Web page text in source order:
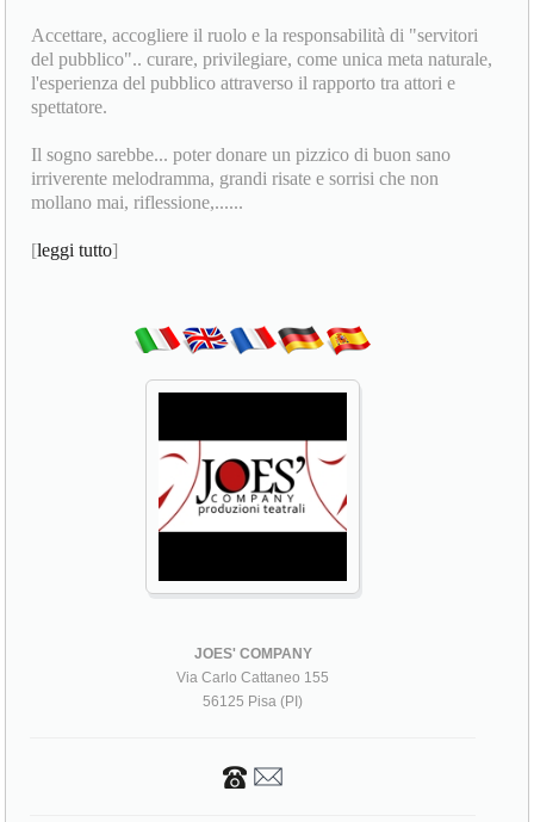
Accettare, accogliere il ruolo e la responsabilità di "servitori
del pubblico".. curare, privilegiare, come unica meta naturale,
l'esperienza del pubblico attraverso il rapporto tra attori e
spettatore.
Il sogno sarebbe... poter donare un pizzico di buon sano
irriverente melodramma, grandi risate e sorrisi che non
mollano mai, riflessione,......
[leggi tutto]
JOES' COMPANY
Via Carlo Cattaneo 155
56125 Pisa (PI)